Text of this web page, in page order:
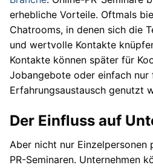
erhebliche Vorteile. Oftmals
Chatrooms, in denen sich die
und wertvolle Kontakte
Kontakte können später für
Jobangebote oder einfach nur
Erfahrungsaustausch genutzt
Der Einfluss auf
Aber nicht nur
PR-Seminaren. Unternehmen